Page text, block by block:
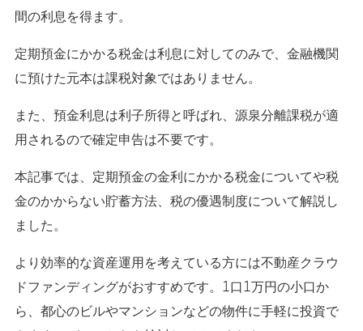
間の利息を得ます。
定期預金にかかる税金は利息に対してのみで、金融機関
に預けた元本は課税対象ではありません。
また、預金利息は利子所得と呼ばれ、源泉分離課税が適
用されるので確定申告は不要です。
本記事では、定期預金の金利にかかる税金についてや税
金のかからない貯蓄方法、税の優遇制度について解説し
ました。
より効率的な資産運用を考えている方には不動産クラウ
ドファンディングがおすすめです。1口1万円の小口か
ら、都心のビルやマンションなどの物件に手軽に投資で